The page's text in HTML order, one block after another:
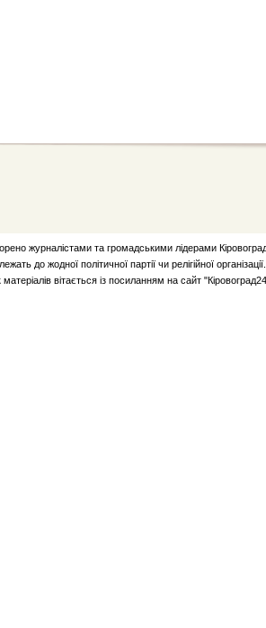
журналістами та громадськими лідерами
до жодної політичної партії чи релігійної
вітається із посиланням на сайт